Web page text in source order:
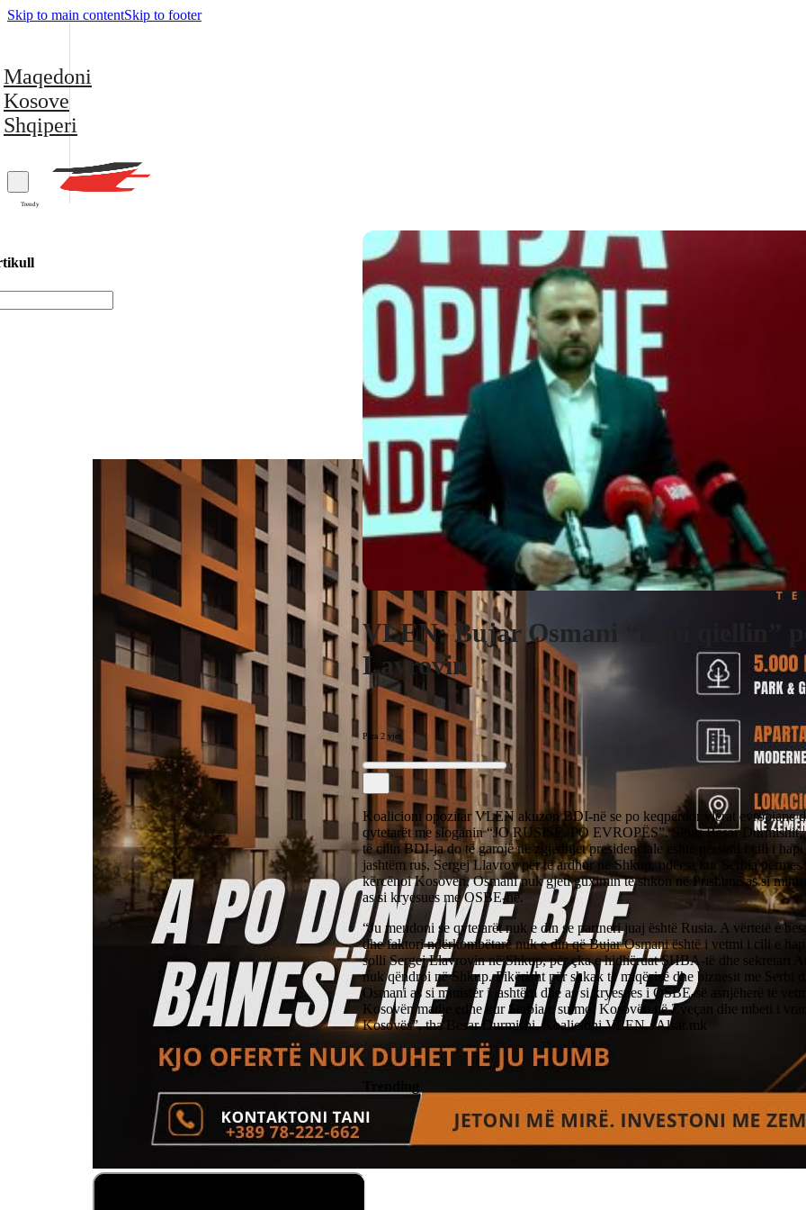
Skip to main contentSkip to footer
Maqedoni
Kosove
Shqiperi
Trendy
VLEN: Bujar Osmani “hapi qiellin”
Lavrovin
Para 2 vjet
Koalicioni opozitar VLEN akuzon BDI-në se po keqpërdor vlerat evropiane
qytetarët me sloganin “JO RUSISË. PO EVROPËS”. Sipas Besar
të cilin BDI-ja do të garojë në zgjedhjet presidenciale është personi i cili i
jashtëm rus, Sergej Llavrov për të ardhur në Shkup, ndërsa kur Serbia përmes
kërcënoi Kosovën, Osmani nuk gjeti guximin të shkon në Prishtinë as si
as si kryesues me OSBE-në.
“Ju mendoni se qytetarët nuk e din se partneri juaj është Rusia. A vërtetë e
dhe faktori ndërkombëtarë nuk e din që Bujar Osmani është i vetmi i cili e
solli Sergej Llavrovin në Shkup, për çka e hidhëruat SHBA-të dhe sekretari
nuk qëndroi në Shkup. Pikërisht për shkak të miqësisë dhe biznesit me Serbi
Osmani as si ministër i jashtëm dhe as si kryesues i OSBE-së asnjëherë të
Kosovën madje edhe kur Serbia e sulmoi Kosovën në Zveçan dhe mbeti i
Kosovës”, tha Besar Durmishi, Koalicioni VLEN. /Alsat.mk